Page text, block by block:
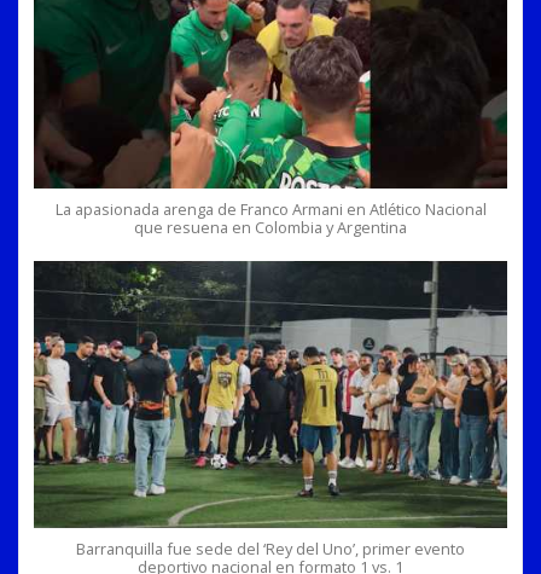
La apasionada arenga de Franco Armani en Atlético Nacional
que resuena en Colombia y Argentina
Barranquilla fue sede del ‘Rey del Uno’, primer evento
deportivo nacional en formato 1 vs. 1